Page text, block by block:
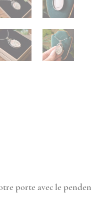
porte avec le